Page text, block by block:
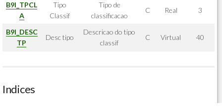
B9I_TPCL
A
Tipo
Classif
Tipo de
classificacao
C Real 3
B9I_DESC
TP
Desc tipo
Descricao do tipo
classif
C Virtual 40
Indices